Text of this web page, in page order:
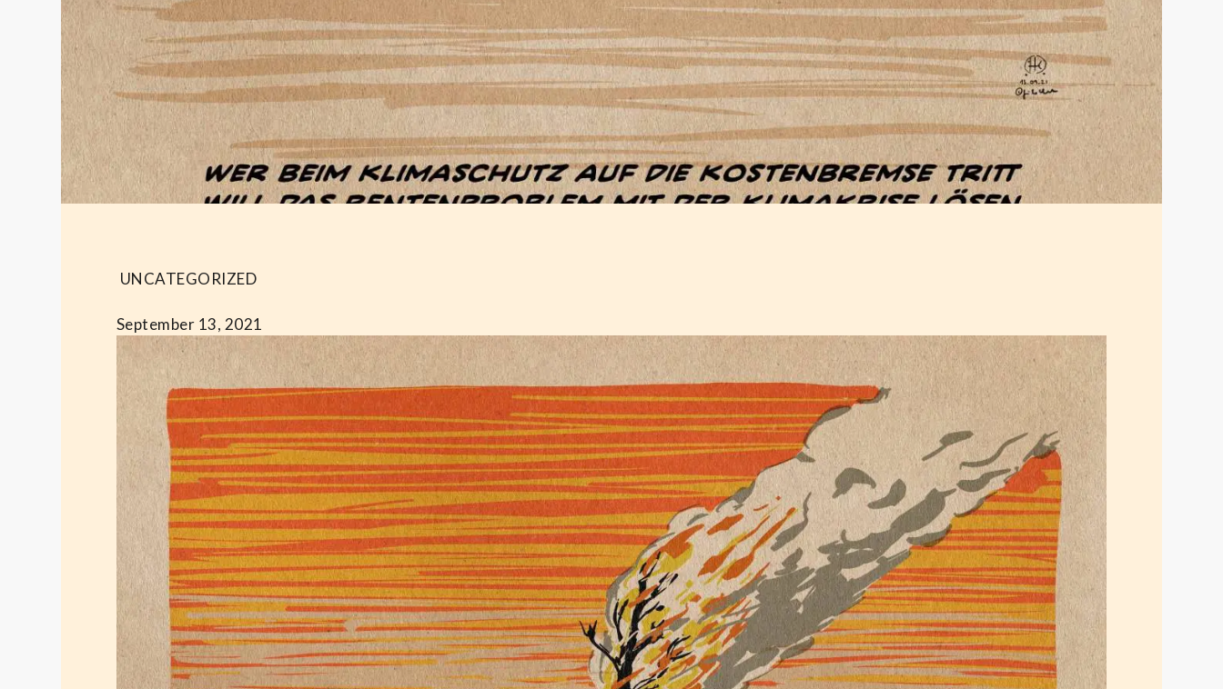
UNCATEGORIZED
September 13, 2021